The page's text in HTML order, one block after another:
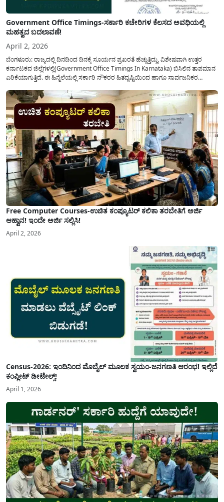
Government Office Timings-ಸರ್ಕಾರಿ ಕಚೇರಿಗಳ ಕೆಲಸದ ಅವಧಿಯಲ್ಲಿ
ಮಹತ್ವದ ಬದಲಾವಣೆ!
April 2, 2026
ಬೆಂಗಳೂರು: ರಾಜ್ಯದಲ್ಲಿ ದಿನದಿಂದ ದಿನಕ್ಕೆ ಸೂರ್ಯನ ಪ್ರಖರತೆ ಹೆಚ್ಚುತ್ತಿದ್ದು, ವಿಶೇಷವಾಗಿ ಉತ್ತರ
ಕರ್ನಾಟಕದ ಜಿಲ್ಲೆಗಳಲ್ಲಿ(Government Office Timings In Karnataka) ಬಿಸಿಲಿನ ತಾಪಮಾನ
ಏರಿಕೆಯಾಗುತ್ತಿದೆ. ಈ ಹಿನ್ನೆಲೆಯಲ್ಲಿ ಸರ್ಕಾರಿ ನೌಕರರ ಹಿತದೃಷ್ಟಿಯಿಂದ ಹಾಗೂ ಸಾರ್ವಜನಿಕರ
ಮತ್ತು ಕಲ್ಯಾಣ ಕರ್ನಾಟಕದ ಒಟ್ಟು 9 ಜಿಲ್ಲೆಗಳಲ್ಲಿ ಏಪ್ರಿಲ್...
Free Computer Courses-ಉಚಿತ ಕಂಪ್ಯೂಟರ್ ಕಲಿಕಾ ತರಬೇತಿಗೆ ಅರ್ಜಿ
ಆಹ್ವಾನ! ಇಂದೇ ಅರ್ಜಿ ಸಲ್ಲಿಸಿ!
April 2, 2026
Census-2026: ಇಂದಿನಿಂದ ಮೊಬೈಲ್ ಮೂಲಕ ಸ್ವಯಂ-ಜನಗಣತಿ ಆರಂಭ! ಇಲ್ಲಿದೆ
ಕಂಪ್ಲೀಟ್ ಡೀಟೇಲ್ಸ್!
April 1, 2026